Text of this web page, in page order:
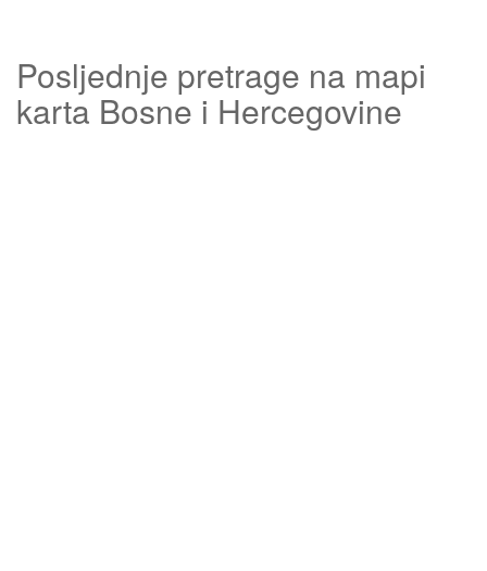
Posljednje pretrage na mapi
karta Bosne i Hercegovine